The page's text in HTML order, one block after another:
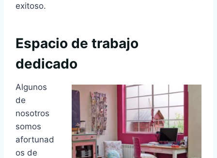
exitoso.
Espacio de trabajo
dedicado
Algunos
de
nosotros
somos
afortunad
os de